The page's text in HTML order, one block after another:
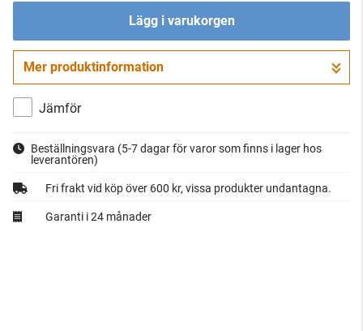
Lägg i varukorgen
Gå till kassan
Mer produktinformation
Jämför
Beställningsvara (5-7 dagar för varor som finns i lager hos
leverantören)
Fri frakt vid köp över 600 kr, vissa produkter undantagna.
Garanti i 24 månader